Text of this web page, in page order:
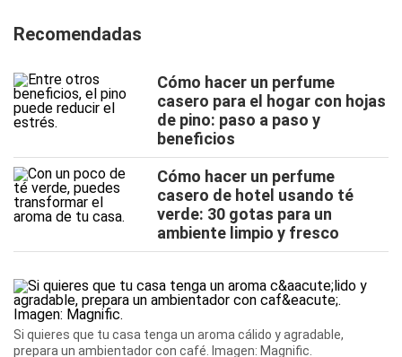
Recomendadas
Cómo hacer un perfume
casero para el hogar con hojas
de pino: paso a paso y
beneficios
Cómo hacer un perfume
casero de hotel usando té
verde: 30 gotas para un
ambiente limpio y fresco
Si quieres que tu casa tenga un aroma cálido y agradable,
prepara un ambientador con café. Imagen: Magnific.